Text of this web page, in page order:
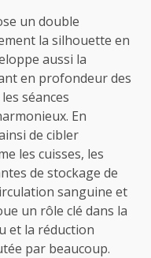
un double
la silhouette en
aussi la
en profondeur des
séances
En
de cibler
les cuisses, les
de stockage de
sanguine et
un rôle clé dans la
et la réduction
par beaucoup.